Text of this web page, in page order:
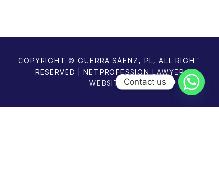
COPYRIGHT © GUERRA SÁENZ, PL, ALL RIGHT
RESERVED | NETPROFESSION LAWYER
WEBSITESContact us